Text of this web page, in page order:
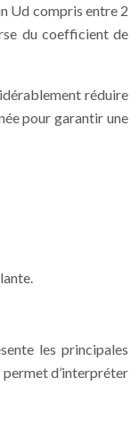
Ud compris entre 2
du coefficient de
réduire
pour garantir une
les principales
d’interpréter